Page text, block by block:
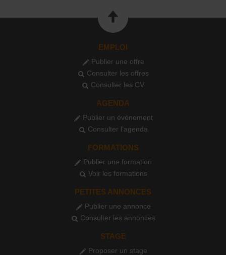
EMPLOI
Publier une offre
Consulter les offres
Consulter les CV
AGENDA
Publier un événement
Consulter l'agenda
FORMATIONS
Publier une formation
Voir les formations
PETITES ANNONCES
Publier une annonce
Consulter les annonces
STAGE
Proposer un stage